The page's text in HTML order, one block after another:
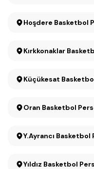
Hoşdere Basketbol
Kırkkonaklar
Küçükesat
Oran Basketbol
Y.Ayrancı
Yıldız Basketbol